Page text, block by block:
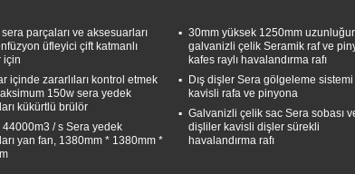
parçaları ve aksesuarları
üfleyici çift katmanlı
için
içinde zararlıları kontrol etmek
150w sera yedek
kükürtlü brülör
44000m3 / s Sera yedek
yan fan, 1380mm * 1380mm *
30mm yüksek 1250mm
galvanizli çelik Seramik raf ve
kafes raylı havalandırma rafı
Dış dişler Sera gölgeleme
kavisli rafa ve pinyona
Galvanizli çelik sac Sera sobası
dişliler kavisli dişler sürekli
havalandırma rafı